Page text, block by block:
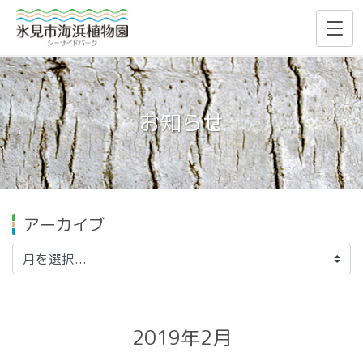
お知らせ
2019年2月
アーカイブ